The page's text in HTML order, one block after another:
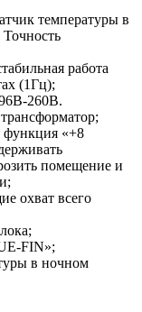
температуры в
работа
(1Гц);
260В.
функция «+8
помещение и
охват всего
FIN»;
в ночном